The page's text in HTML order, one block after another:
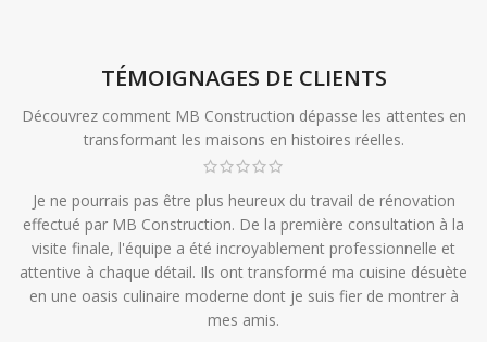
TÉMOIGNAGES DE CLIENTS
Découvrez comment MB Construction dépasse les attentes en
transformant les maisons en histoires réelles.
Je ne pourrais pas être plus heureux du travail de rénovation
effectué par MB Construction. De la première consultation à la
visite finale, l'équipe a été incroyablement professionnelle et
attentive à chaque détail. Ils ont transformé ma cuisine désuète
en une oasis culinaire moderne dont je suis fier de montrer à
mes amis.